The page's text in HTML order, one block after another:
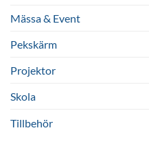
Mässa & Event
Pekskärm
Projektor
Skola
Tillbehör